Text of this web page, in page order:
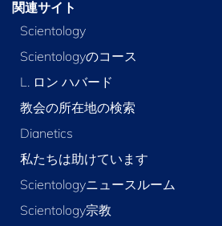
関連サイト
Scientology
Scientologyのコース
L. ロン ハバード
教会の所在地の検索
Dianetics
私たちは助けています
Scientologyニュースルーム
Scientology宗教